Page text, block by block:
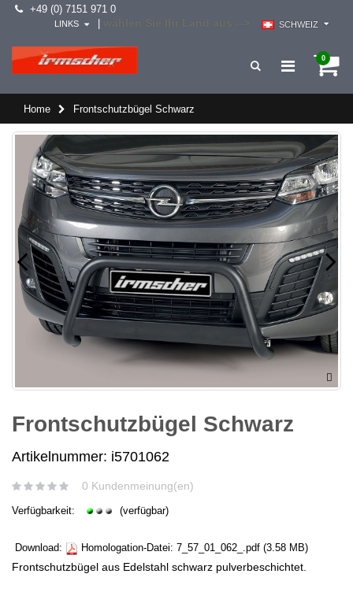
+49 (0) 7151 971 0
SCHWEIZ
LINKS
0
Home Frontschutzbügel Schwarz
Frontschutzbügel Schwarz
Artikelnummer: i5701062
0 Kundenmeinung(en)
Verfügbarkeit: (verfügbar)
Download: Homologation-Datei: 7_57_01_062_.pdf (3.58 MB)
Frontschutzbügel aus Edelstahl schwarz pulverbeschichtet.